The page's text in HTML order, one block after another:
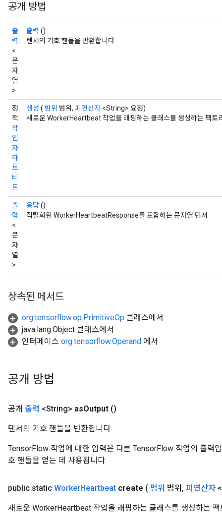
공개 방법
출
력
<
문
자
열
>
출력 ()
텐서의 기호 핸들을 반환합니다.
정
적
작
업
자
하
트
비
트
생성 ( 범위 범위, 피연산자 <String> 요청)
새로운 WorkerHeartbeat 작업을 래핑하는 클래스를 생성하는 팩토
출
력
<
문
자
열
>
응답 ()
직렬화된 WorkerHeartbeatResponse를 포함하는 문자열 텐서
상속된 메서드
org.tensorflow.op.PrimitiveOp 클래스에서
java.lang.Object 클래스에서
인터페이스 org.tensorflow.Operand 에서
공개 방법
공개 출력 <String> asOutput ()
텐서의 기호 핸들을 반환합니다.
TensorFlow 작업에 대한 입력은 다른 TensorFlow 작업의 출력
호 핸들을 얻는 데 사용됩니다.
public static WorkerHeartbeat create ( 범위 범위 , 피연산자
새로운 WorkerHeartbeat 작업을 래핑하는 클래스를 생성하는